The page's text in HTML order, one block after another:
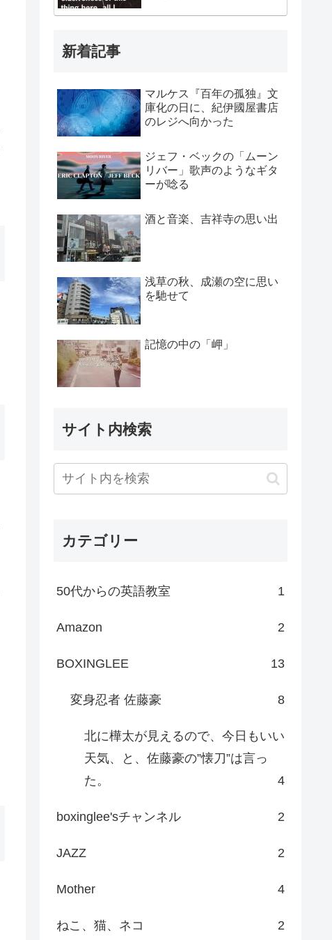
新着記事
マルケス『百年の孤独』文
庫化の日に、紀伊國屋書店
のレジへ向かった
ジェフ・ベックの「ムーン
リバー」歌声のようなギタ
ーが唸る
酒と音楽、吉祥寺の思い出
浅草の秋、成瀬の空に思い
を馳せて
記憶の中の「岬」
サイト内検索
カテゴリー
50代からの英語教室 1
Amazon 2
BOXINGLEE 13
変身忍者 佐藤豪 8
北に樺太が見えるので、今日もいい
天気、と、佐藤豪の”懐刀”は言っ
た。
4
boxinglee'sチャンネル 2
JAZZ 2
Mother 4
ねこ、猫、ネコ 2